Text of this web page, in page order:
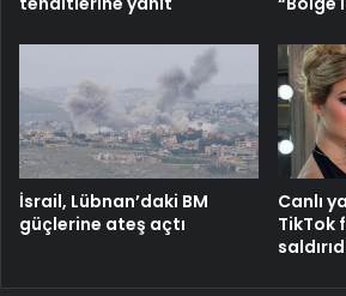
İsrail, Lübnan’daki BM
güçlerine ateş açtı
Canlı
TikTok